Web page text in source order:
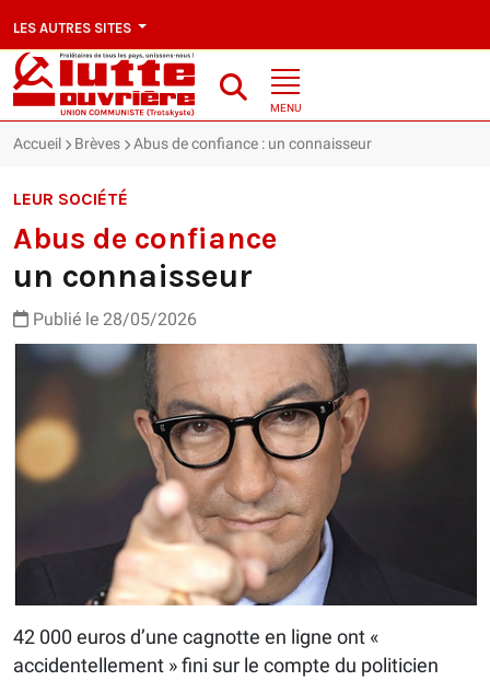
LES AUTRES SITES
MENU
Accueil Brèves Abus de confiance : un connaisseur
LEUR SOCIÉTÉ
Abus de confiance
un connaisseur
Publié le 28/05/2026
42 000 euros d’une cagnotte en ligne ont «
accidentellement » fini sur le compte du politicien